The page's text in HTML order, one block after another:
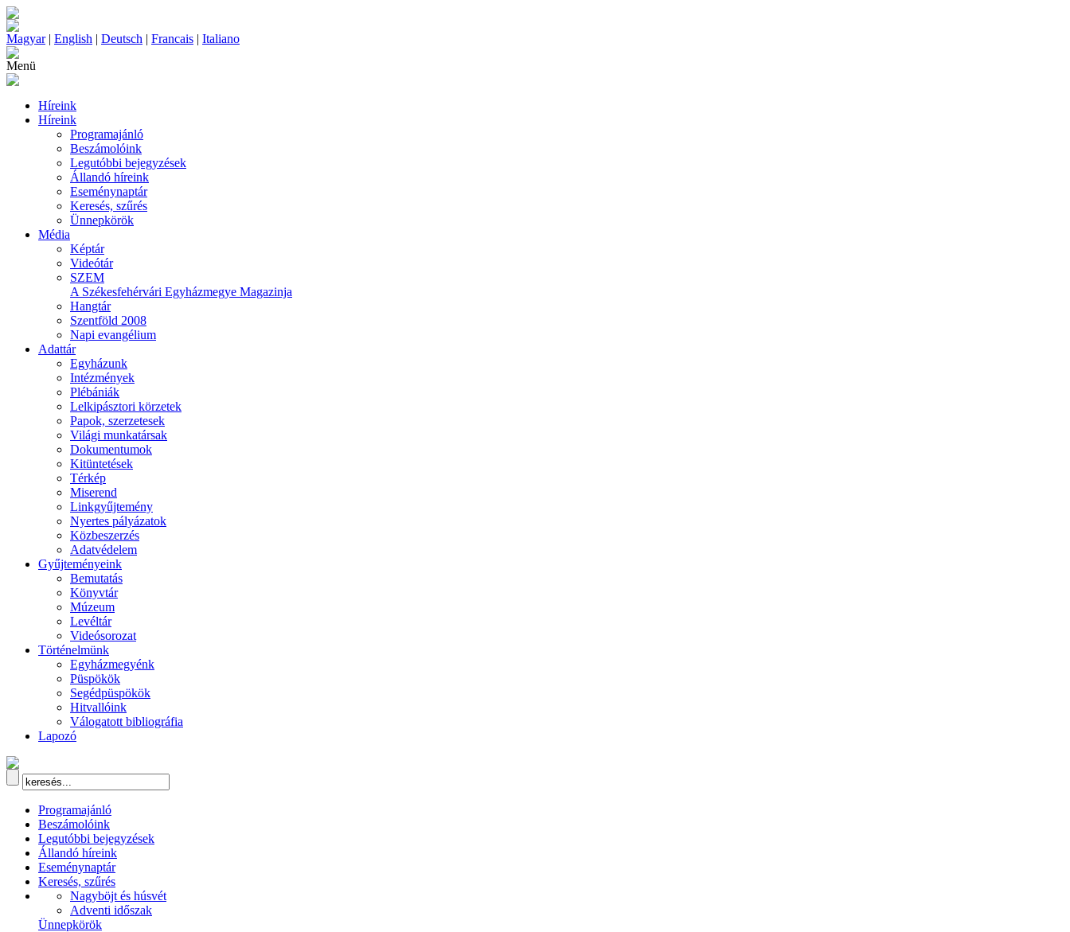
Magyar| English | Deutsch | Francais | Italiano
Menü
Híreink
Híreink
Programajánló
Beszámolóink
Legutóbbi bejegyzések
Állandó híreink
Eseménynaptár
Keresés, szűrés
Ünnepkörök
Média
Képtár
Videótár
SZEM
A Székesfehérvári Egyházmegye Magazinja
Hangtár
Szentföld 2008
Napi evangélium
Adattár
Egyházunk
Intézmények
Plébániák
Lelkipásztori körzetek
Papok, szerzetesek
Világi munkatársak
Dokumentumok
Kitüntetések
Térkép
Miserend
Linkgyűjtemény
Nyertes pályázatok
Közbeszerzés
Adatvédelem
Gyűjteményeink
Bemutatás
Könyvtár
Múzeum
Levéltár
Videósorozat
Történelmünk
Egyházmegyénk
Püspökök
Segédpüspökök
Hitvallóink
Válogatott bibliográfia
Lapozó
Programajánló
Beszámolóink
Legutóbbi bejegyzések
Állandó híreink
Eseménynaptár
Keresés, szűrés
Nagyböjt és húsvét
Adventi időszak
Ünnepkörök